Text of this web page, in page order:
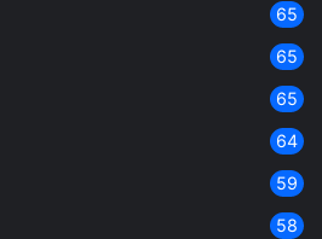
65
65
65
64
59
58